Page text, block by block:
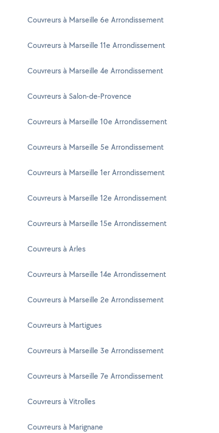
Couvreurs à Marseille 6e Arrondissement
Couvreurs à Marseille 11e Arrondissement
Couvreurs à Marseille 4e Arrondissement
Couvreurs à Salon-de-Provence
Couvreurs à Marseille 10e Arrondissement
Couvreurs à Marseille 5e Arrondissement
Couvreurs à Marseille 1er Arrondissement
Couvreurs à Marseille 12e Arrondissement
Couvreurs à Marseille 15e Arrondissement
Couvreurs à Arles
Couvreurs à Marseille 14e Arrondissement
Couvreurs à Marseille 2e Arrondissement
Couvreurs à Martigues
Couvreurs à Marseille 3e Arrondissement
Couvreurs à Marseille 7e Arrondissement
Couvreurs à Vitrolles
Couvreurs à Marignane